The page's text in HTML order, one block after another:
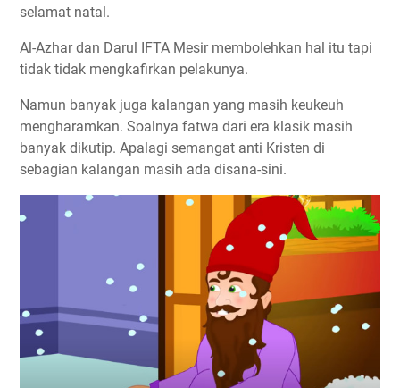
selamat natal.
Al-Azhar dan Darul IFTA Mesir membolehkan hal itu tapi
tidak tidak mengkafirkan pelakunya.
Namun banyak juga kalangan yang masih keukeuh
mengharamkan. Soalnya fatwa dari era klasik masih
banyak dikutip. Apalagi semangat anti Kristen di
sebagian kalangan masih ada disana-sini.